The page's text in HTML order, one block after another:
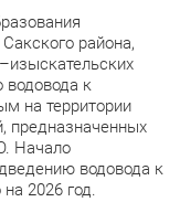
района,
водовода к
на территории
предназначенных
Начало
водовода к
2026 год.